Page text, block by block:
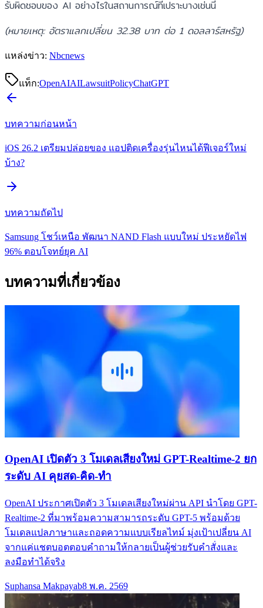
รับผิดชอบของ AI อย่างไรในสถานการณ์ที่เปราะบางเช่นนี้
(หมายเหตุ: อัตราแลกเปลี่ยน 32.38 บาท ต่อ 1 ดอลลาร์สหรัฐ)
แหล่งข่าว: Nbcnews
แท็ก:OpenAIAILawsuitPolicyChatGPT
บทความก่อนหน้า
iOS 26.2 เตรียมปล่อยของ แอปติดเครื่องรุ่นไหนได้ฟีเจอร์ใหม่
บ้าง?
บทความถัดไป
Samsung โชว์เหนือ พัฒนา NAND Flash แบบใหม่ ประหยัดไฟ
96% ตอบโจทย์ยุค AI
บทความที่เกี่ยวข้อง
OpenAI เปิดตัว 3 โมเดลเสียงใหม่ GPT-Realtime-2 ยก
ระดับ AI คุยสด-คิด-ทำ
OpenAI ประกาศเปิดตัว 3 โมเดลเสียงใหม่ผ่าน API นำโดย GPT-
Realtime-2 ที่มาพร้อมความสามารถระดับ GPT-5 พร้อมด้วย
โมเดลแปลภาษาและถอดความแบบเรียลไทม์ มุ่งเป้าเปลี่ยน AI
จากแค่แชตบอตตอบคำถามให้กลายเป็นผู้ช่วยรับคำสั่งและ
ลงมือทำได้จริง
Suphansa Makpayab8 พ.ค. 2569